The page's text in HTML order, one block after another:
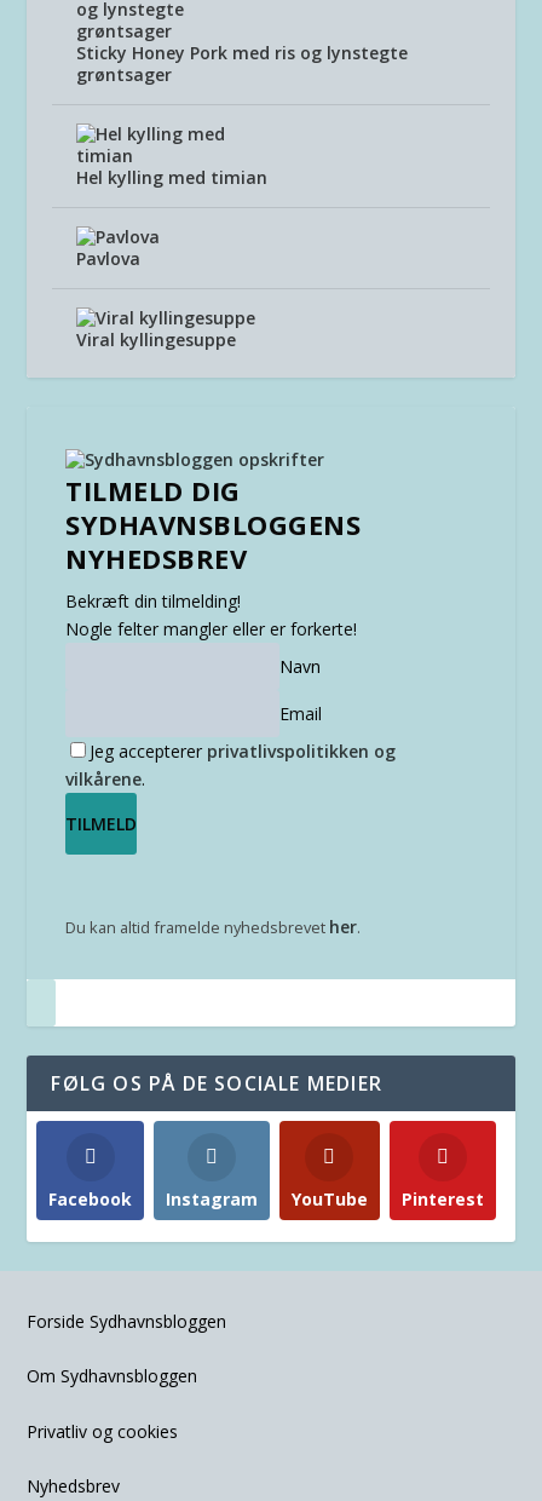
Sticky Honey Pork med ris og lynstegte
grøntsager
Hel kylling med timian
Pavlova
Viral kyllingesuppe
TILMELD DIG
SYDHAVNSBLOGGENS
NYHEDSBREV
Bekræft din tilmelding!
Nogle felter mangler eller er forkerte!
Navn
Email
Jeg accepterer privatlivspolitikken og
vilkårene.
Du kan altid framelde nyhedsbrevet her.
FØLG OS PÅ DE SOCIALE MEDIER
Facebook Instagram YouTube Pinterest
Forside Sydhavnsbloggen
Om Sydhavnsbloggen
Privatliv og cookies
Nyhedsbrev